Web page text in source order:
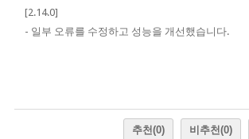
[2.14.0]
- 일부 오류를 수정하고 성능을 개선했습니다.
추천(0) 비추천(0)